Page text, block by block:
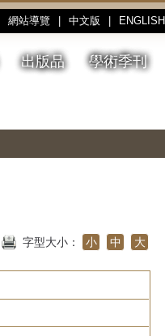
網站導覽 中文版 ENGLISH
出版品 學術季刊
字型大小： 小 中 大